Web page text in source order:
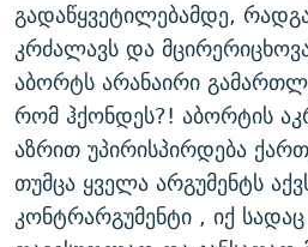
გადაწყვეტილებამდე,
კრძალავს და
აბორტს არანაირი
რომ ჰქონდეს?! აბორტის
აზრით უპირისპირდება
თუმცა ყველა არგუმენტს
კონტრარგუმენტი , იქ